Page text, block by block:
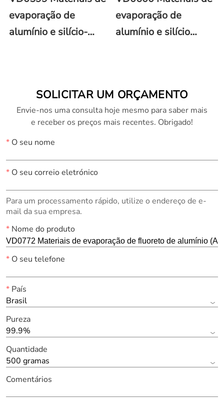
evaporação de
alumínio e silício-
evaporação de
alumínio e silício
SOLICITAR UM ORÇAMENTO
Envie-nos uma consulta hoje mesmo para saber mais
e receber os preços mais recentes. Obrigado!
*O seu nome
*O seu correio eletrónico
Para um processamento rápido, utilize o endereço de e-
mail da sua empresa.
*Nome do produto
*O seu telefone
*País
Brasil
Pureza
99.9%
Quantidade
500 gramas
Comentários